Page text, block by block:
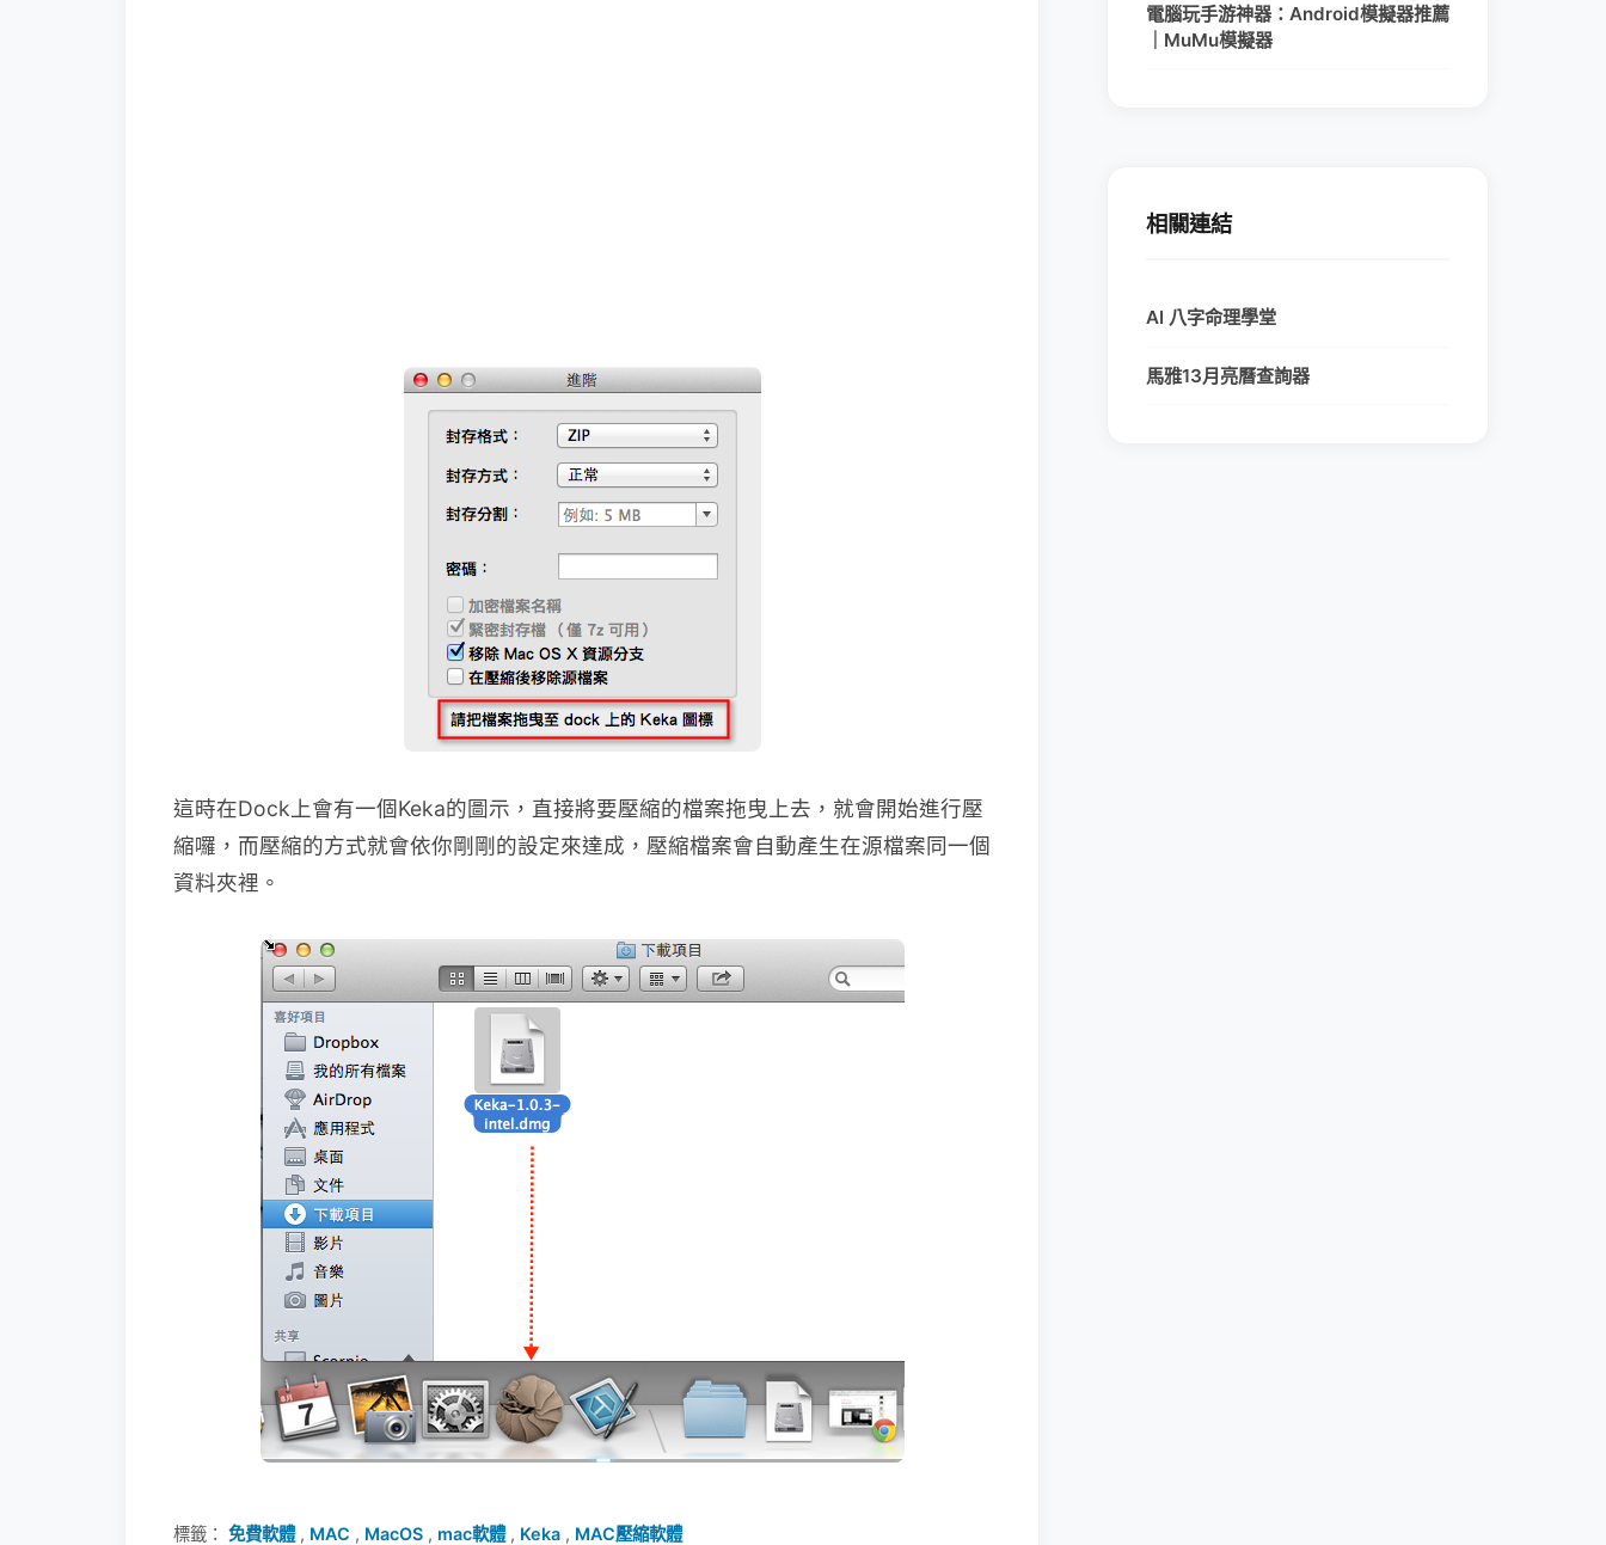
這時在Dock上會有一個Keka的圖示，直接將要壓縮的檔案拖曳上去，就會開始進行壓
縮囉，而壓縮的方式就會依你剛剛的設定來達成，壓縮檔案會自動產生在源檔案同一個
資料夾裡。
標籤： 免費軟體, MAC , MacOS , mac軟體, Keka , MAC壓縮軟體
電腦玩手游神器：Android模擬器推薦
｜MuMu模擬器
相關連結
AI 八字命理學堂
馬雅13月亮曆查詢器